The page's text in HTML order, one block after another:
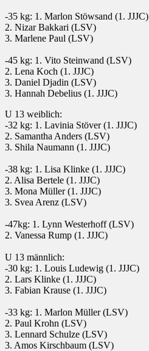
-35 kg: 1. Marlon Stöwsand (1. JJJC)
2. Nizar Bakkari (LSV)
3. Marlene Paul (LSV)
-45 kg: 1. Vito Steinwand (LSV)
2. Lena Koch (1. JJJC)
3. Daniel Djadin (LSV)
3. Hannah Debelius (1. JJJC)
U 13 weiblich:
-32 kg: 1. Lavinia Stöver (1. JJJC)
2. Samantha Anders (LSV)
3. Shila Naumann (1. JJJC)
-38 kg: 1. Lisa Klinke (1. JJJC)
2. Alisa Bertele (1. JJJC)
3. Mona Müller (1. JJJC)
3. Svea Arenz (LSV)
-47kg: 1. Lynn Westerhoff (LSV)
2. Vanessa Rump (1. JJJC)
U 13 männlich:
-30 kg: 1. Louis Ludewig (1. JJJC)
2. Lars Klinke (1. JJJC)
3. Fabian Krause (1. JJJC)
-33 kg: 1. Marlon Müller (LSV)
2. Paul Krohn (LSV)
3. Lennard Schulze (LSV)
3. Amos Kirschbaum (LSV)